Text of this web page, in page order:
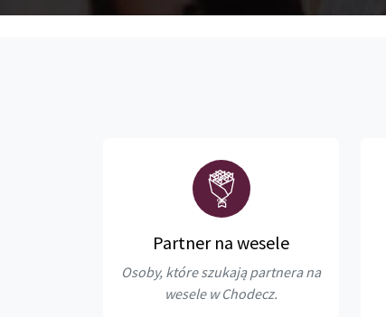
Partner na wesele
Osoby, które szukają partnera na
wesele w Chodecz.